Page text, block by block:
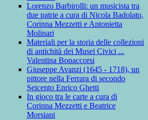
Lorenzo Barbirolli: un musicista tra
due patrie a cura di Nicola Badolato,
Corinna Mezzetti e Antonietta
Molinari
Materiali per la storia delle collezioni
di antichità dei Musei Civici ...
Valentina Bonaccorsi
Giuseppe Avanzi (1645 - 1718), un
pittore nella Ferrara di secondo
Seicento Enrico Ghetti
In gioco tra le carte a cura di
Corinna Mezzetti e Beatrice
Morsiani